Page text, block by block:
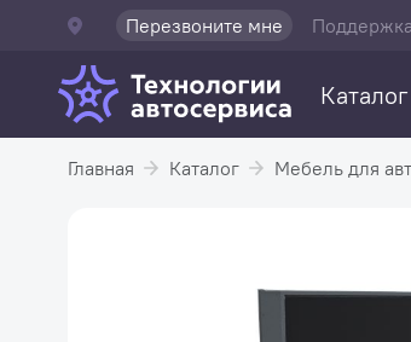
Перезвоните мне
Каталог
Главная Каталог Мебель для